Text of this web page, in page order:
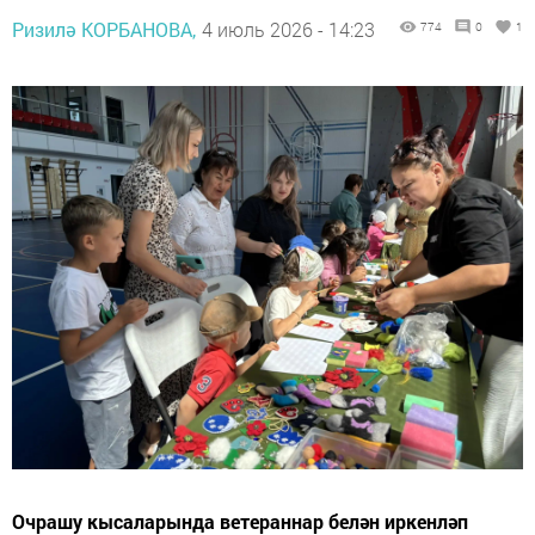
Ризилә КОРБАНОВА, 4 июль 2026 - 14:23 774 0 1
Очрашу кысаларында ветераннар белән иркенләп